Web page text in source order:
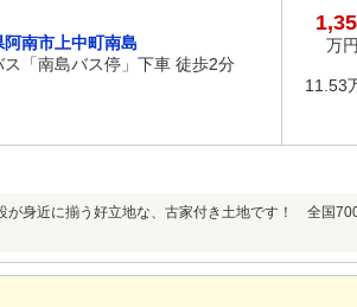
阿南市上中町南島
ス「南島バス停」下車 徒歩2分
万円
11.53
身近に揃う好立地な、古家付き土地です！ 全国